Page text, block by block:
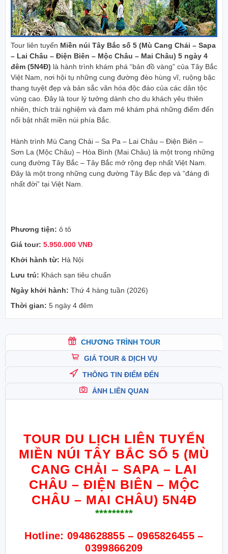
Tour liên tuyến Miền núi Tây Bắc số 5 (Mù Cang Chải – Sapa
– Lai Châu – Điện Biên – Mộc Châu – Mai Châu) 5 ngày 4
đêm (5N4Đ) là hành trình khám phá “bản đồ vàng” của Tây Bắc
Việt Nam, nơi hội tụ những cung đường đèo hùng vĩ, ruộng bậc
thang tuyệt đẹp và bản sắc văn hóa độc đáo của các dân tộc
vùng cao. Đây là tour lý tưởng dành cho du khách yêu thiên
nhiên, thích trải nghiệm và đam mê khám phá những điểm đến
nổi bật nhất miền núi phía Bắc.
Hành trình Mù Cang Chải – Sa Pa – Lai Châu – Điện Biên –
Sơn La (Mộc Châu) – Hòa Bình (Mai Châu) là một trong những
cung đường Tây Bắc – Tây Bắc mở rộng đẹp nhất Việt Nam.
Đây là một trong những cung đường Tây Bắc đẹp và “đáng đi
nhất đời” tại Việt Nam.
Phương tiện: ô tô
Giá tour: 5.950.000 VNĐ
Khởi hành từ: Hà Nội
Lưu trú: Khách sạn tiêu chuẩn
Ngày khởi hành: Thứ 4 hàng tuần (2026)
Thời gian: 5 ngày 4 đêm
CHƯƠNG TRÌNH TOUR
GIÁ TOUR & DỊCH VỤ
THÔNG TIN ĐIỂM ĐẾN
ẢNH LIÊN QUAN
TOUR DU LỊCH LIÊN TUYẾN
MIỀN NÚI TÂY BẮC SỐ 5 (MÙ
CANG CHẢI – SAPA – LAI
CHÂU – ĐIỆN BIÊN – MỘC
CHÂU – MAI CHÂU) 5N4Đ
*********
Hotline: 0948628855 – 0965826455 –
0399866209